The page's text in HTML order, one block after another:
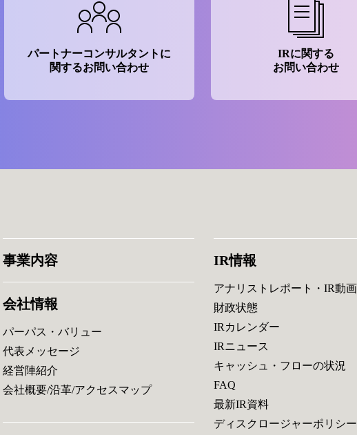
パートナーコンサルタントに
関するお問い合わせ
IRに関する
お問い合わせ
事業内容
会社情報
パーパス・バリュー
代表メッセージ
経営陣紹介
会社概要/沿革/アクセスマップ
IR情報
アナリストレポート・IR動画
財政状態
IRカレンダー
IRニュース
キャッシュ・フローの状況
FAQ
最新IR資料
ディスクロージャーポリシー